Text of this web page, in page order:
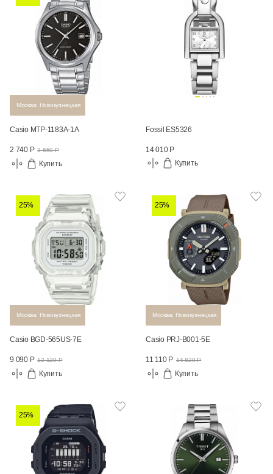
Москва: Новокузнецкая
Casio MTP-1183A-1A
2 740 Р 3 650 Р
Купить
Fossil ES5326
14 010 Р
Купить
25%
Москва: Новокузнецкая
Casio BGD-565US-7E
9 090 Р 12 120 Р
Купить
25%
Москва: Новокузнецкая
Casio PRJ-B001-5E
11 110 Р 14 820 Р
Купить
25%